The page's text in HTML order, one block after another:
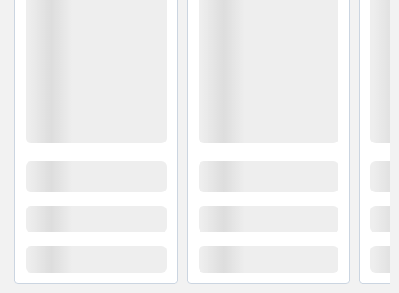
37% so với Snapdragon 8 Gen 3 for Galaxy. Điều
video, chơi game đồ họa cao, hoặc mở nhiều ứng